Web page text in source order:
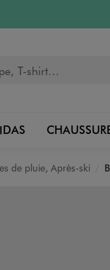
de pluie, Après-ski